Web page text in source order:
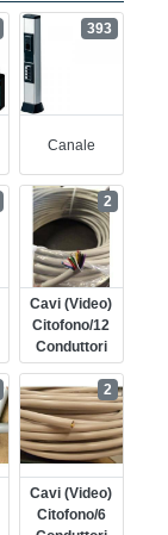
Canale
393
Cavi (video)
Citofono/12
Conduttori
2
Cavi (video)
Citofono/6
2